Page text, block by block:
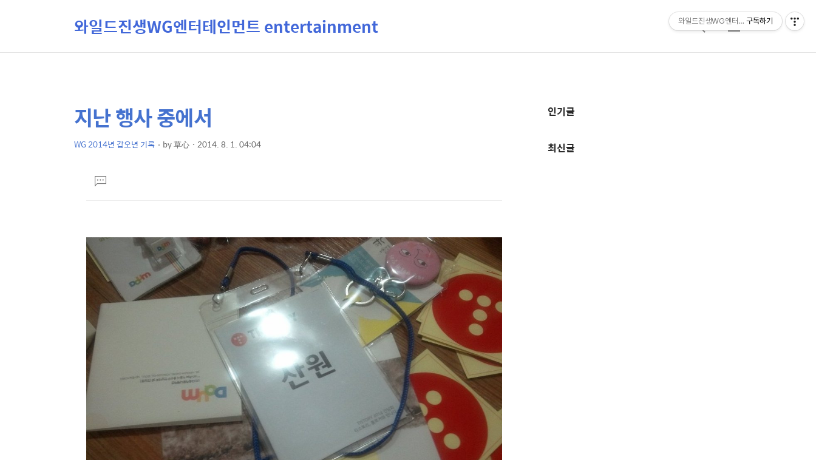
와일드진생WG엔터테인먼트 entertainment
검
메
상
컨
본
문
제
지난 행사 중에서
WG 2014년 갑오년 기록 by草心 2014. 8. 1. 04:04
댓
글
추
정
인기글
최신글
와일드진생WG엔터테인먼트
구독하기